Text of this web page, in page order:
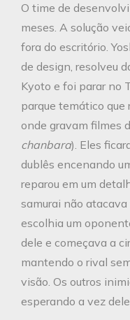
O time de
meses. A solução
fora do escritório.
de design, resolveu
Kyoto e foi parar no
parque temático que
onde gravam filmes
chanbara). Eles
dublês encenando
reparou em um
samurai não
escolhia um
dele e começava a
mantendo o rival
visão. Os outros
esperando a vez